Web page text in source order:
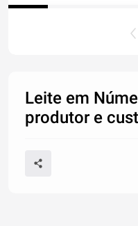
Leite em
produtor e